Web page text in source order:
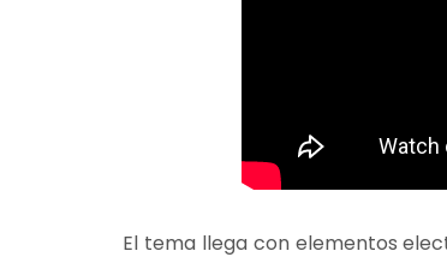
El tema llega con elementos